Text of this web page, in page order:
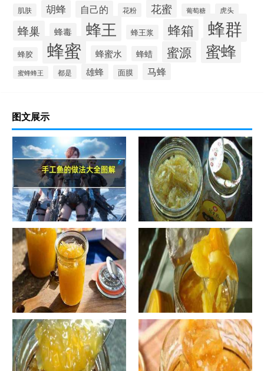
肌肤 胡蜂 自己的 花粉 花蜜 葡萄糖 虎头
蜂巢 蜂毒 蜂王 蜂王浆 蜂箱 蜂群
蜂胶 蜂蜜 蜂蜜水 蜂蜡 蜜源 蜜蜂
蜜蜂蜂王 都是 雄蜂 面膜 马蜂
图文展示
手工鱼的做法大全图解
蜂蜜柚子茶的正确做法-蜂蜜柚
子茶的浸泡方法有哪些？
自制蜂蜜柚子茶-蜂蜜柚子茶有
哪些正确的做法？
自制蜂蜜柚子茶-蜂蜜柚子茶如
何正确饮用？